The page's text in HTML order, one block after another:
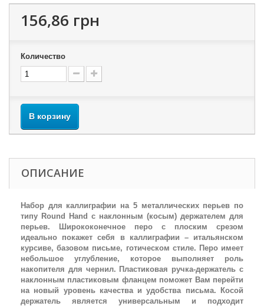
156,86 грн
Количество
В корзину
ОПИСАНИЕ
Набор для каллиграфии на 5 металлических перьев по
типу Round Hand с наклонным (косым) держателем для
перьев. Ширококонечное перо с плоским срезом
идеально покажет себя в каллиграфии – итальянском
курсиве, базовом письме, готическом стиле. Перо имеет
небольшое углубление, которое выполняет роль
накопителя для чернил. Пластиковая ручка-держатель с
наклонным пластиковым фланцем поможет Вам перейти
на новый уровень качества и удобства письма. Косой
держатель является универсальным и подходит